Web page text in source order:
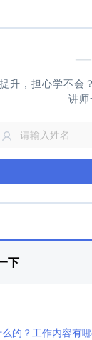
—
升，担心学不会
讲师
下
的？工作内容有